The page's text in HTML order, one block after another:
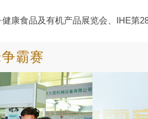
康食品及有机产品展览会、IHE第
霸赛